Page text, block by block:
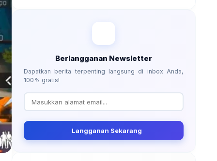
Berlangganan Newsletter
Dapatkan berita terpenting langsung di inbox Anda,
100% gratis!
Langganan Sekarang